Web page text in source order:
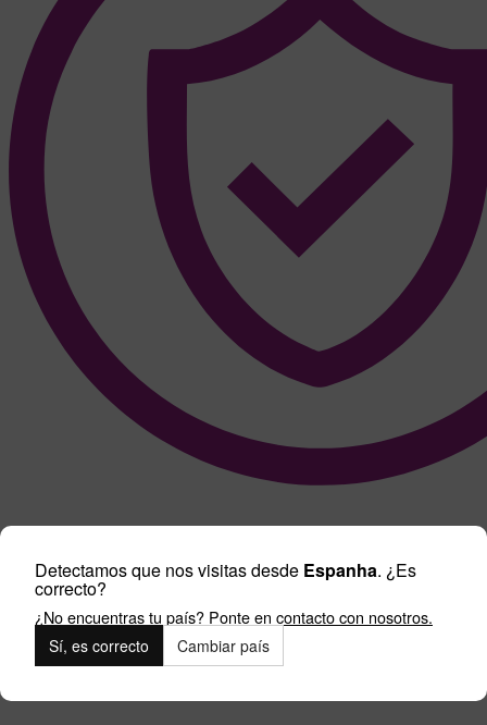
Detectamos que nos visitas desde Espanha. ¿Es
correcto?
¿No encuentras tu país? Ponte en contacto con nosotros.
Sí, es correcto Cambiar país